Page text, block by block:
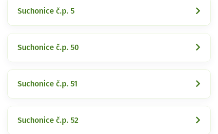
Suchonice č.p. 5
Suchonice č.p. 50
Suchonice č.p. 51
Suchonice č.p. 52